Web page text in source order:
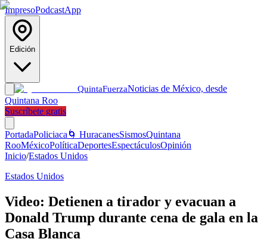
ImpresoPodcastApp
Edición
QuintaFuerzaNoticias de México, desde
Quintana Roo
Suscríbete gratis
PortadaPoliciaca 🌀 HuracanesSismosQuintana
RooMéxicoPolíticaDeportesEspectáculosOpinión
Inicio/Estados Unidos
Estados Unidos
Video: Detienen a tirador y evacuan a
Donald Trump durante cena de gala en la
Casa Blanca